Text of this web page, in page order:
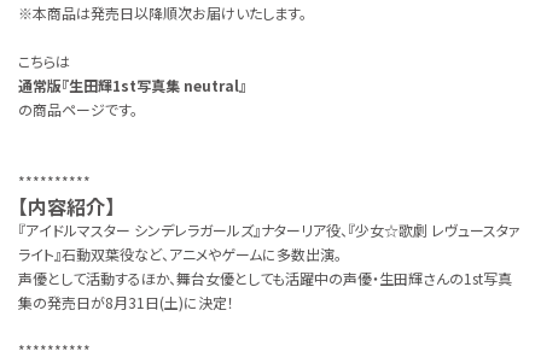
※本商品は発売日以降順次お届けいたします。
こちらは
通常版『生田輝1st写真集 neutral』
の商品ページです。
**********
【内容紹介】
『アイドルマスター シンデレラガールズ』ナターリア役、『少女☆歌劇 レヴュースタァ
ライト』石動双葉役など、アニメやゲームに多数出演。
声優として活動するほか、舞台女優としても活躍中の声優・生田輝さんの1st写真
集の発売日が8月31日(土)に決定！
**********